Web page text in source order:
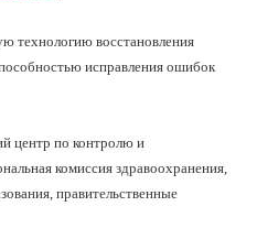
технологию восстановления
исправления ошибок
центр по контролю и
комиссия здравоохранения,
правительственные